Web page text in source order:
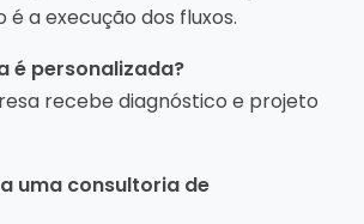
a execução dos fluxos.
é personalizada?
recebe diagnóstico e projeto
uma consultoria de